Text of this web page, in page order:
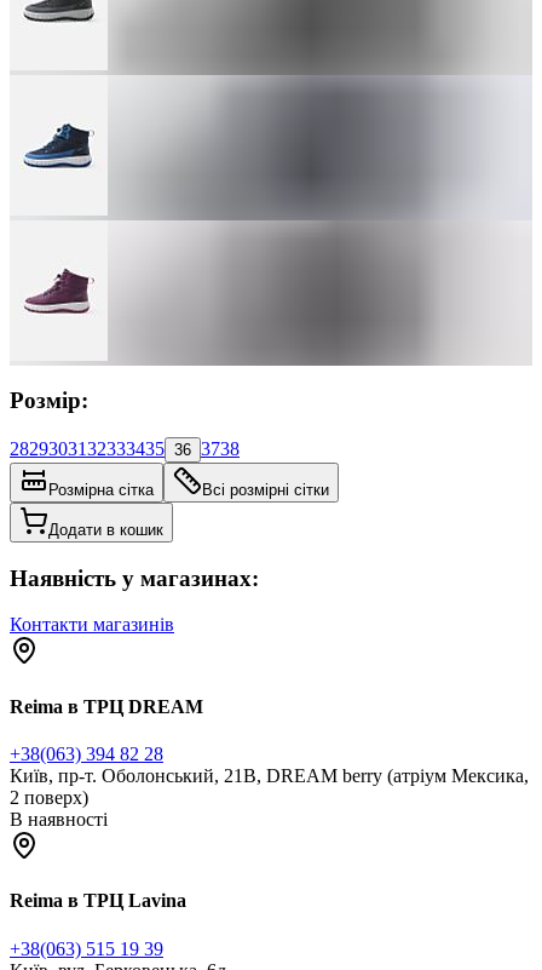
Розмір:
2829303132333435 36 3738
Розмірна сітка Всі розмірні сітки
Додати в кошик
Наявність у магазинах:
Контакти магазинів
Reima в ТРЦ DREAM
+38(063) 394 82 28
Київ, пр-т. Оболонський, 21В, DREAM berry (атріум Мексика,
2 поверх)
В наявності
Reima в ТРЦ Lavina
+38(063) 515 19 39